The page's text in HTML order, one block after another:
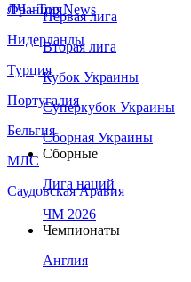
Франция
Нидерланды
Турция
Португалия
Бельгия
МЛС
Саудовская Аравия
ЛЧ - Top News
Первая лига
Вторая лига
Кубок Украины
Суперкубок Украины
Сборная Украины
Сборные
Лига наций
ЧМ 2026
Чемпионаты
Англия